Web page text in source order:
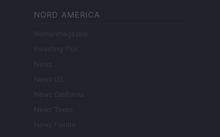
NORD AMERICA
Womanmagazine
Investing Plus
Newz
Newz US
Newz California
Newz Texas
Newz Florida